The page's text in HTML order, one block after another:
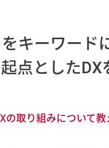
をキーワード
点としたDX
の取り組みについて教